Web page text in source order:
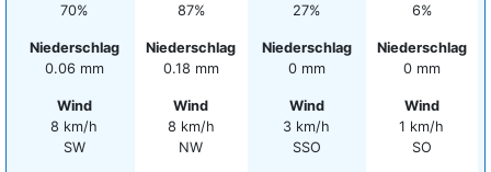
70%
Niederschlag
0.06 mm
Wind
8 km/h
SW
87%
Niederschlag
0.18 mm
Wind
8 km/h
NW
27%
Niederschlag
0 mm
Wind
3 km/h
SSO
6%
Niederschlag
0 mm
Wind
1 km/h
SO